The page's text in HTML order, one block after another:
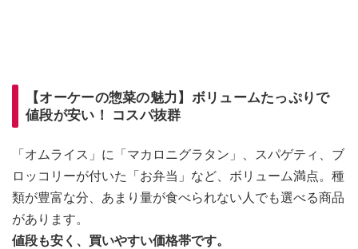
【オーケーの惣菜の魅力】ボリュームたっぷりで
値段が安い！ コスパ抜群
「オムライス」に「マカロニグラタン」、スパゲティ、ブ
ロッコリーが付いた「お弁当」など、ボリューム満点。種
類が豊富な分、あまり量が食べられない人でも選べる商品
があります。
値段も安く、買いやすい価格帯です。